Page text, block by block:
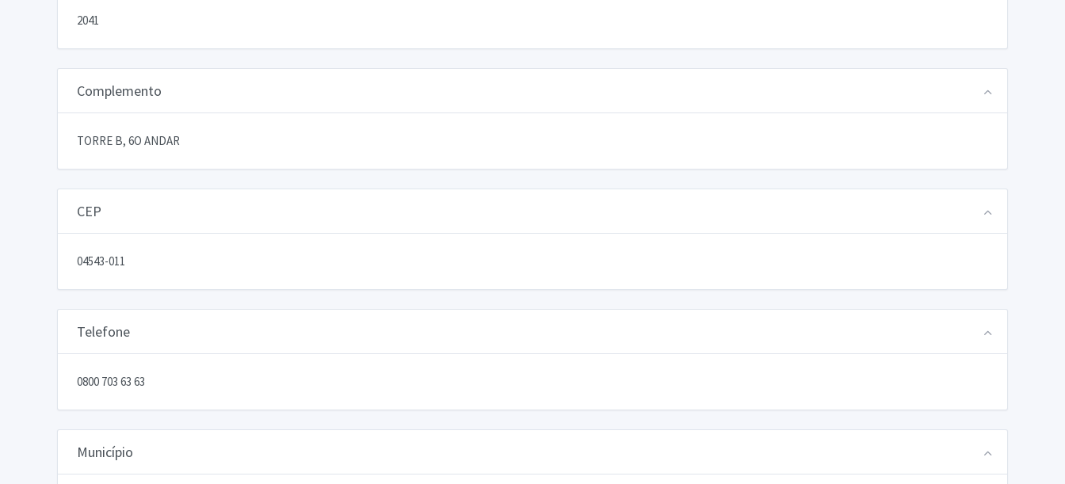
2041
Complemento
TORRE B, 6O ANDAR
CEP
04543-011
Telefone
0800 703 63 63
Município